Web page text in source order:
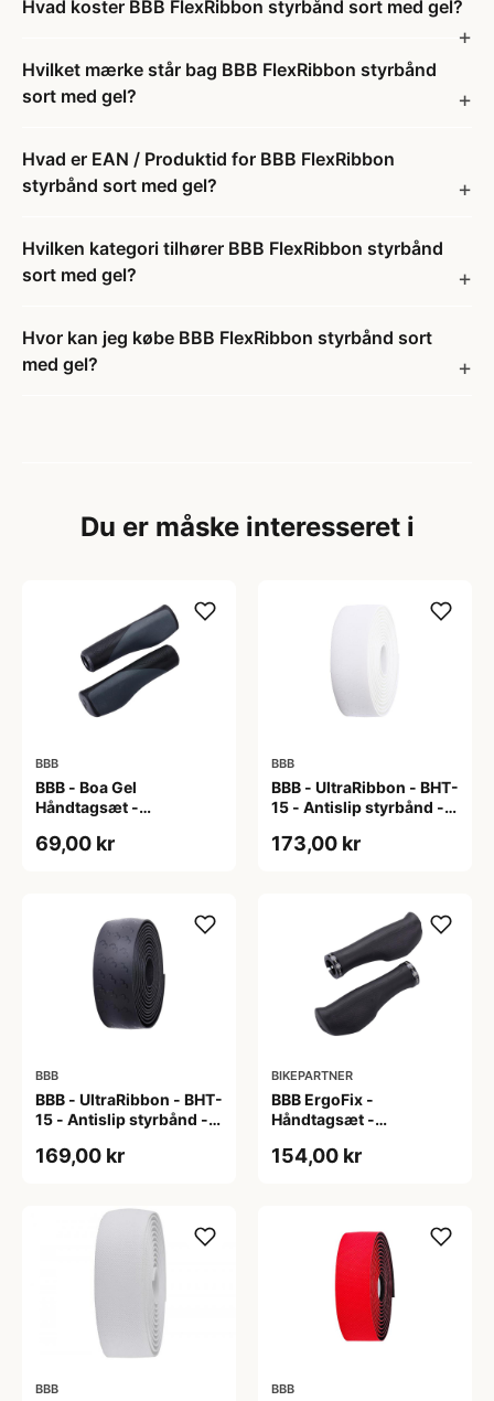
Hvad koster BBB FlexRibbon styrbånd sort med gel?
Hvilket mærke står bag BBB FlexRibbon styrbånd
sort med gel?
Hvad er EAN / Produktid for BBB FlexRibbon
styrbånd sort med gel?
Hvilken kategori tilhører BBB FlexRibbon styrbånd
sort med gel?
Hvor kan jeg købe BBB FlexRibbon styrbånd sort
med gel?
Du er måske interesseret i
BBB
BBB - Boa Gel
Håndtagsæt -
69,00 kr
BBB
BBB - UltraRibbon - BHT-
15 - Antislip styrbånd -
173,00 kr
BBB
BBB - UltraRibbon - BHT-
15 - Antislip styrbånd -
169,00 kr
BIKEPARTNER
BBB ErgoFix -
Håndtagsæt -
Sort
154,00 kr
BBB BBB